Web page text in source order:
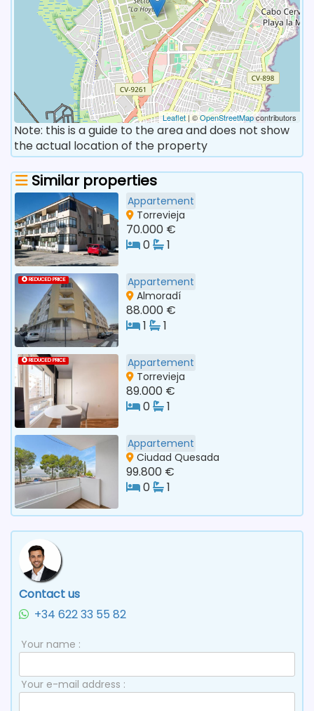
Leaflet | ©OpenStreetMapcontributors
Note: this is a guide to the area and does not show
the actual location of the property
Similar properties
Appartement
Torrevieja
70.000 €
0
1
REDUCED PRICE
Appartement
Almoradí
88.000 €
1
1
REDUCED PRICE
Appartement
Torrevieja
89.000 €
0
1
Appartement
Ciudad Quesada
99.800 €
0
1
Contact us
+34 622 33 55 82
Your name :
Your e-mail address :